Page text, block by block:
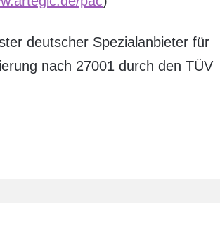
deutscher Spezialanbieter für
nach 27001 durch den TÜV